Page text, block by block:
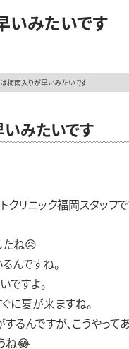
いみたいです
梅雨入りが早いみたいです
みたいです
クリニック福岡スタッフで
たね😥
んですね。
ですよ。
に夏が来ますね。
るんですが、こうやって
ね😂